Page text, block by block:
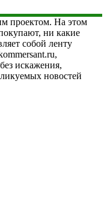
проектом. На этом
ни какие
собой ленту
искажения,
новостей